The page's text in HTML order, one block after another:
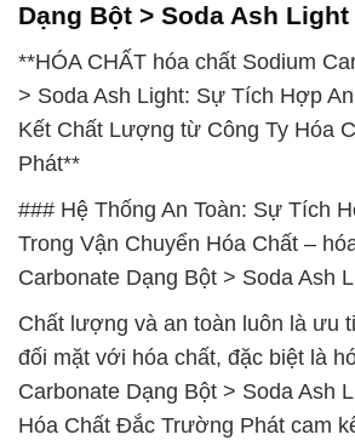
Dạng Bột > Soda Ash
**HÓA CHẤT hóa chất Sodium
> Soda Ash Light: Sự Tích Hợp
Kết Chất Lượng từ Công Ty Hóa
Phát**
### Hệ Thống An Toàn: Sự Tích
Trong Vận Chuyển Hóa Chất –
Carbonate Dạng Bột > Soda Ash
Chất lượng và an toàn luôn là ưu
đối mặt với hóa chất, đặc biệt là
Carbonate Dạng Bột > Soda Ash
Hóa Chất Đắc Trường Phát cam